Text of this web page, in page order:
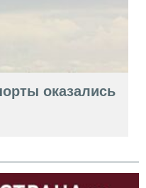
оказались